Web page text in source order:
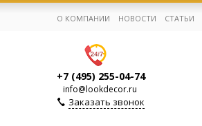
Корзина:0
О КОМПАНИИ НОВОСТИ СТАТЬИ
+7 (495) 255-04-74
info@lookdecor.ru
Заказать звонок